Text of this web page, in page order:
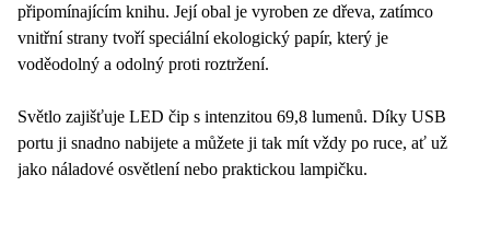
připomínajícím knihu. Její obal je vyroben ze dřeva, zatímco
vnitřní strany tvoří speciální ekologický papír, který je
voděodolný a odolný proti roztržení.
Světlo zajišťuje LED čip s intenzitou 69,8 lumenů. Díky USB
portu ji snadno nabijete a můžete ji tak mít vždy po ruce, ať už
jako náladové osvětlení nebo praktickou lampičku.